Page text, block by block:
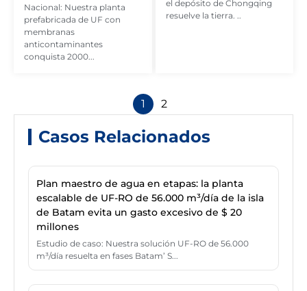
Nacional: Nuestra planta
prefabricada de UF con
membranas
anticontaminantes
conquista 2000...
el depósito de Chongqing
resuelve la tierra. ..
1 2
Casos Relacionados
Plan maestro de agua en etapas: la planta
escalable de UF-RO de 56.000 m³/día de la isla
de Batam evita un gasto excesivo de $ 20
millones
Estudio de caso: Nuestra solución UF-RO de 56.000
m³/día resuelta en fases Batam’ S...